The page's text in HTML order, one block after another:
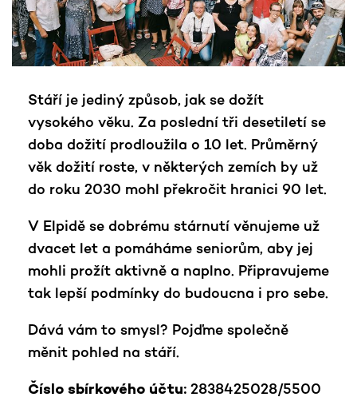
Stáří je jediný způsob, jak se dožít
vysokého věku. Za poslední tři desetiletí se
doba dožití prodloužila o 10 let. Průměrný
věk dožití roste, v některých zemích by už
do roku 2030 mohl překročit hranici 90 let.
V Elpidě se dobrému stárnutí věnujeme už
dvacet let a pomáháme seniorům, aby jej
mohli prožít aktivně a naplno. Připravujeme
tak lepší podmínky do budoucna i pro sebe.
Dává vám to smysl? Pojďme společně
měnit pohled na stáří.
Číslo sbírkového účtu: 2838425028/5500